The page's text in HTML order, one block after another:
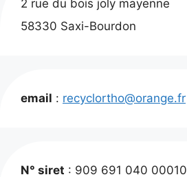
2 rue du bois joly mayenne
58330 Saxi-Bourdon
email : recyclortho@orange.fr
N° siret : 909 691 040 00010